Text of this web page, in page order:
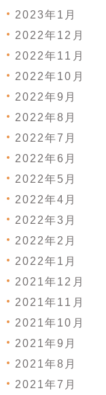
2023年1月
2022年12月
2022年11月
2022年10月
2022年9月
2022年8月
2022年7月
2022年6月
2022年5月
2022年4月
2022年3月
2022年2月
2022年1月
2021年12月
2021年11月
2021年10月
2021年9月
2021年8月
2021年7月